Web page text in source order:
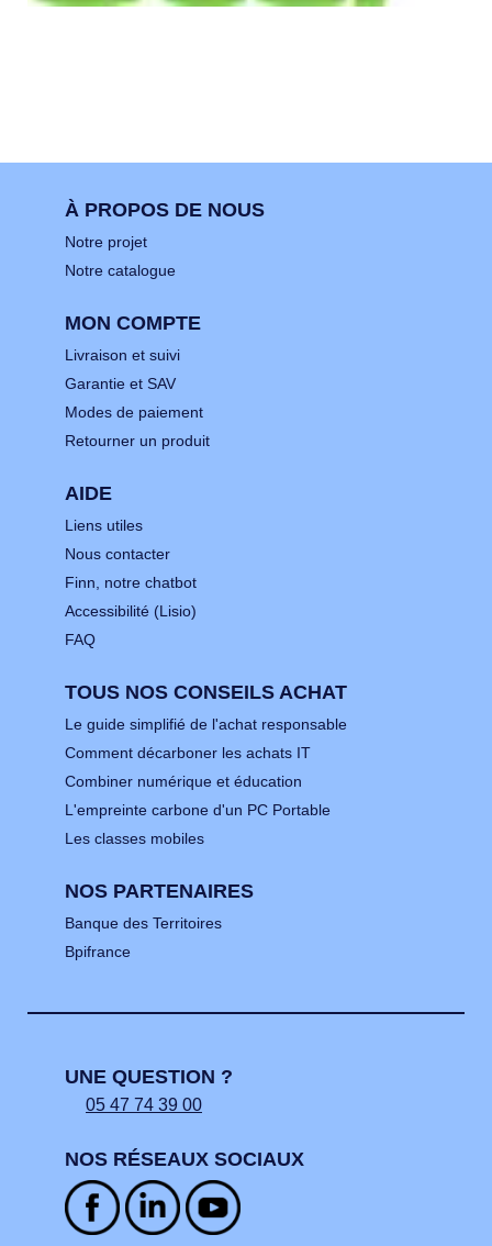
À PROPOS DE NOUS
Notre projet
Notre catalogue
MON COMPTE
Livraison et suivi
Garantie et SAV
Modes de paiement
Retourner un produit
AIDE
Liens utiles
Nous contacter
Finn, notre chatbot
Accessibilité (Lisio)
FAQ
TOUS NOS CONSEILS ACHAT
Le guide simplifié de l'achat responsable
Comment décarboner les achats IT
Combiner numérique et éducation
L'empreinte carbone d'un PC Portable
Les classes mobiles
NOS PARTENAIRES
Banque des Territoires
Bpifrance
UNE QUESTION ?
05 47 74 39 00
NOS RÉSEAUX SOCIAUX